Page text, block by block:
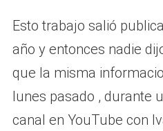
Esto trabajo salió
año y entonces nadie
que la misma
lunes pasado , durante
canal en YouTube con